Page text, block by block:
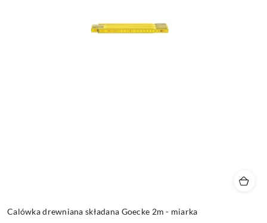
Calówka drewniana składana Goecke 2m - miarka